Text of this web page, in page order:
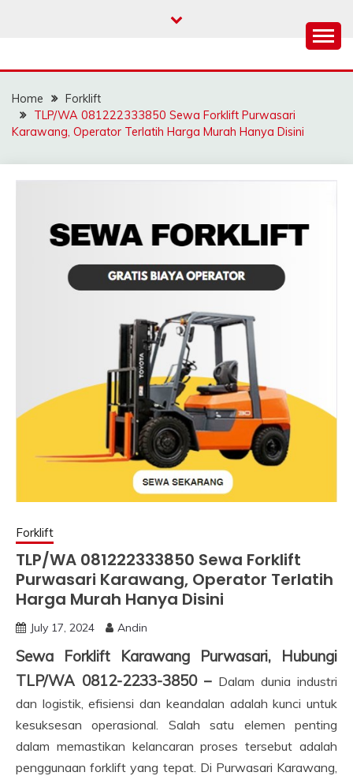
SAHABAT CRANE |
JASA SEWA CRANE |
FORKLIFT | SKYLIFT
Home
Forklift
TLP/WA 081222333850 Sewa Forklift Purwasari
Karawang, Operator Terlatih Harga Murah Hanya Disini
Forklift
TLP/WA 081222333850 Sewa Forklift
Purwasari Karawang, Operator Terlatih
Harga Murah Hanya Disini
July 17, 2024 Andin
Sewa Forklift Karawang Purwasari, Hubungi
TLP/WA 0812-2233-3850 – Dalam dunia industri
dan logistik, efisiensi dan keandalan adalah kunci untuk
kesuksesan operasional. Salah satu elemen penting
dalam memastikan kelancaran proses tersebut adalah
penggunaan forklift yang tepat. Di Purwasari Karawang,